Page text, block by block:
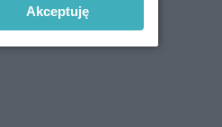
Akceptuję